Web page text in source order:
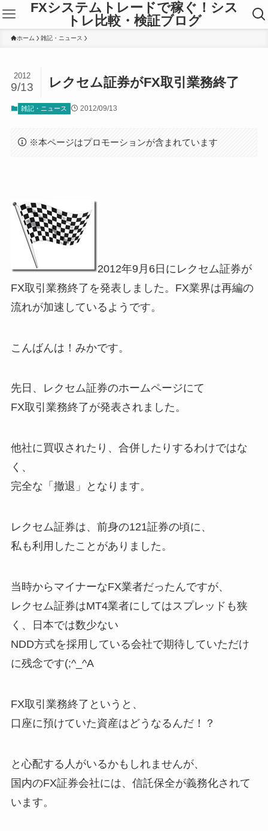
FXシステムトレードで稼ぐ！シス
トレ比較・検証ブログ
ホーム 雑記・ニュース
レクセム証券がFX取引業務終了
2012
9/13
雑記・ニュース 2012/09/13
※本ページはプロモーションが含まれています
2012年9月6日にレクセム証券が
FX取引業務終了を発表しました。FX業界は再編の
流れが加速しているようです。
こんばんは！みかです。
先日、レクセム証券のホームページにて
FX取引業務終了が発表されました。
他社に買収されたり、合併したりするわけではな
く、
完全な「撤退」となります。
レクセム証券は、前身の121証券の頃に、
私も利用したことがありました。
当時からマイナーなFX業者だったんですが、
レクセム証券はMT4業者にしてはスプレッドも狭
く、日本では数少ない
NDD方式を採用している会社で期待していただけ
に残念です(;^_^A
FX取引業務終了というと、
口座に預けていた資産はどうなるんだ！？
と心配する人がいるかもしれませんが、
国内のFX証券会社には、信託保全が義務化されて
います。